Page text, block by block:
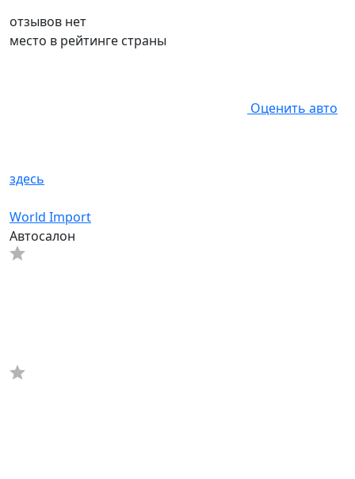
отзывов нет
место в рейтинге страны
Оценить авто
здесь
World Import
Автосалон